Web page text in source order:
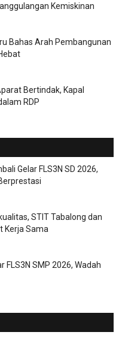
Kemiskinan
Bahas Arah Pembangunan
Bertindak, Kapal
RDP
Gelar FLS3N SD 2026,
STIT Tabalong dan
Kerja Sama
FLS3N SMP 2026, Wadah